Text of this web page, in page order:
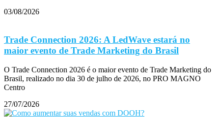
03/08/2026
Trade Connection 2026: A LedWave estará no
maior evento de Trade Marketing do Brasil
O Trade Connection 2026 é o maior evento de Trade Marketing do
Brasil, realizado no dia 30 de julho de 2026, no PRO MAGNO
Centro
27/07/2026